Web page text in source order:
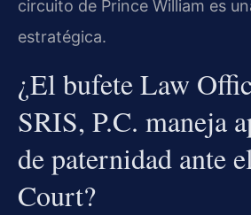
circuito de Prince William es
estratégica.
¿El bufete Law
SRIS, P.C. maneja
de paternidad ante
Court?